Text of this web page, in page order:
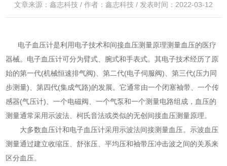
文章来源：鑫志科技 / 作者：鑫志科技 / 发表时间：2022-03-12
电子血压计是利用电子技术和间接血压测量原理测量血压的医疗
器械。电子血压计可分为臂式、腕式和手表式。其电子技术经历了原
始的第一代(机械恒速排气阀)、第二代(电子伺服阀)、第三代(压力同
步测量)、第四代(集成气路)的发展。它通常由一个闭塞袖带、一个传
感器(气压计)、一个电磁阀、一个气泵和一个测量电路组成，血压的
测量通常采用示波法、柯氏音法或类似的无创间接血压测量原理。
大多数血压计和电子血压计采用示波法间接测量血压。示波血压
测量通过建立收缩压、舒张压、平均压和袖带压冲击波之间的关系来
区分血压。